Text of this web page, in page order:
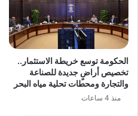
الحكومة توسع خريطة الاستثمار..
تخصيص أراضٍ جديدة للصناعة
والتجارة ومحطات تحلية مياه البحر
منذ 4 ساعات